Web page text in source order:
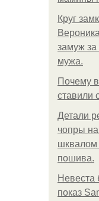
Круг
замуж
мужа.
Почему в
ставили
Детали
чопры
шквалом
пошива.
Невеста
показ